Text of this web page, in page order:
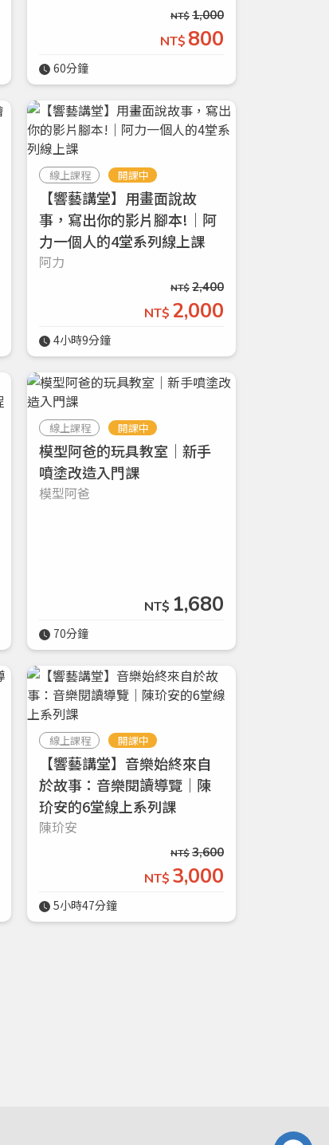
NT$1,000
NT$ 800
60分鐘
線上課程 開課中
【響藝講堂】用畫面說故
事，寫出你的影片腳本!｜阿
力一個人的4堂系列線上課
阿力
NT$2,400
NT$ 2,000
4小時9分鐘
線上課程 開課中
模型阿爸的玩具教室｜新手
噴塗改造入門課
模型阿爸
NT$ 1,680
70分鐘
線上課程 開課中
【響藝講堂】音樂始終來自
於故事：音樂閱讀導覽｜陳
玠安的6堂線上系列課
陳玠安
NT$3,600
NT$ 3,000
5小時47分鐘